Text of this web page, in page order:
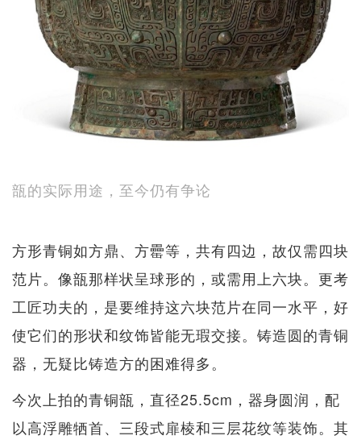
瓿的实际用途，至今仍有争论
方形青铜如方鼎、方罍等，共有四边，故仅需四块
范片。像瓿那样状呈球形的，或需用上六块。更考
工匠功夫的，是要维持这六块范片在同一水平，好
使它们的形状和纹饰皆能无瑕交接。铸造圆的青铜
器，无疑比铸造方的困难得多。
今次上拍的青铜瓿，直径25.5cm，器身圆润，配
以高浮雕牺首、三段式扉棱和三层花纹等装饰。其